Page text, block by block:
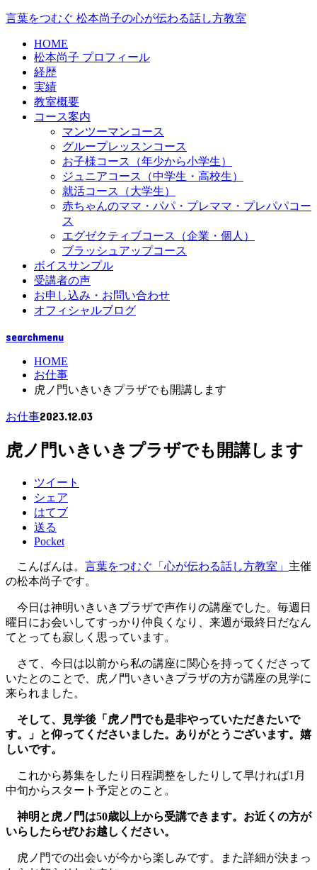
言葉をつむぐ 松本尚子の心が伝わる話し方教室
HOME
松本尚子 プロフィール
経歴
実績
教室概要
コース案内
マンツーマンコース
グループレッスンコース
お子様コース（年少から小学生）
ジュニアコース（中学生・高校生）
就活コース（大学生）
赤ちゃんのママ・パパ・プレママ・プレパパコー
ス
エグゼクティブコース（企業・個人）
ブラッシュアップコース
ボイスサンプル
受講者の声
お申し込み・お問い合わせ
オフィシャルブログ
searchmenu
HOME
お仕事
虎ノ門いきいきプラザでも開講します
お仕事2023.12.03
虎ノ門いきいきプラザでも開講します
ツイート
シェア
はてブ
送る
Pocket
こんばんは。 言葉をつむぐ「心が伝わる話し方教室」 主催
の松本尚子です。
今日は神明いきいきプラザで声作りの講座でした。毎週日
曜日にお会いしてすっかり仲良くなり、来週が最終日だなん
てとっても寂しく思っています。
さて、今日は以前から私の講座に関心を持ってくださって
いたとのことで、虎ノ門いきいきプラザの方が講座の見学に
来られました。
そして、見学後「虎ノ門でも是非やっていただきたいで
す。」と仰ってくださいました。ありがとうございます。嬉
しいです。
これから募集をしたり日程調整をしたりして早ければ1月
中旬からスタート予定とのこと。
神明と虎ノ門は50歳以上から受講できます。お近くの方が
いらしたらぜひお越しください。
虎ノ門での出会いが今から楽しみです。また詳細が決まっ